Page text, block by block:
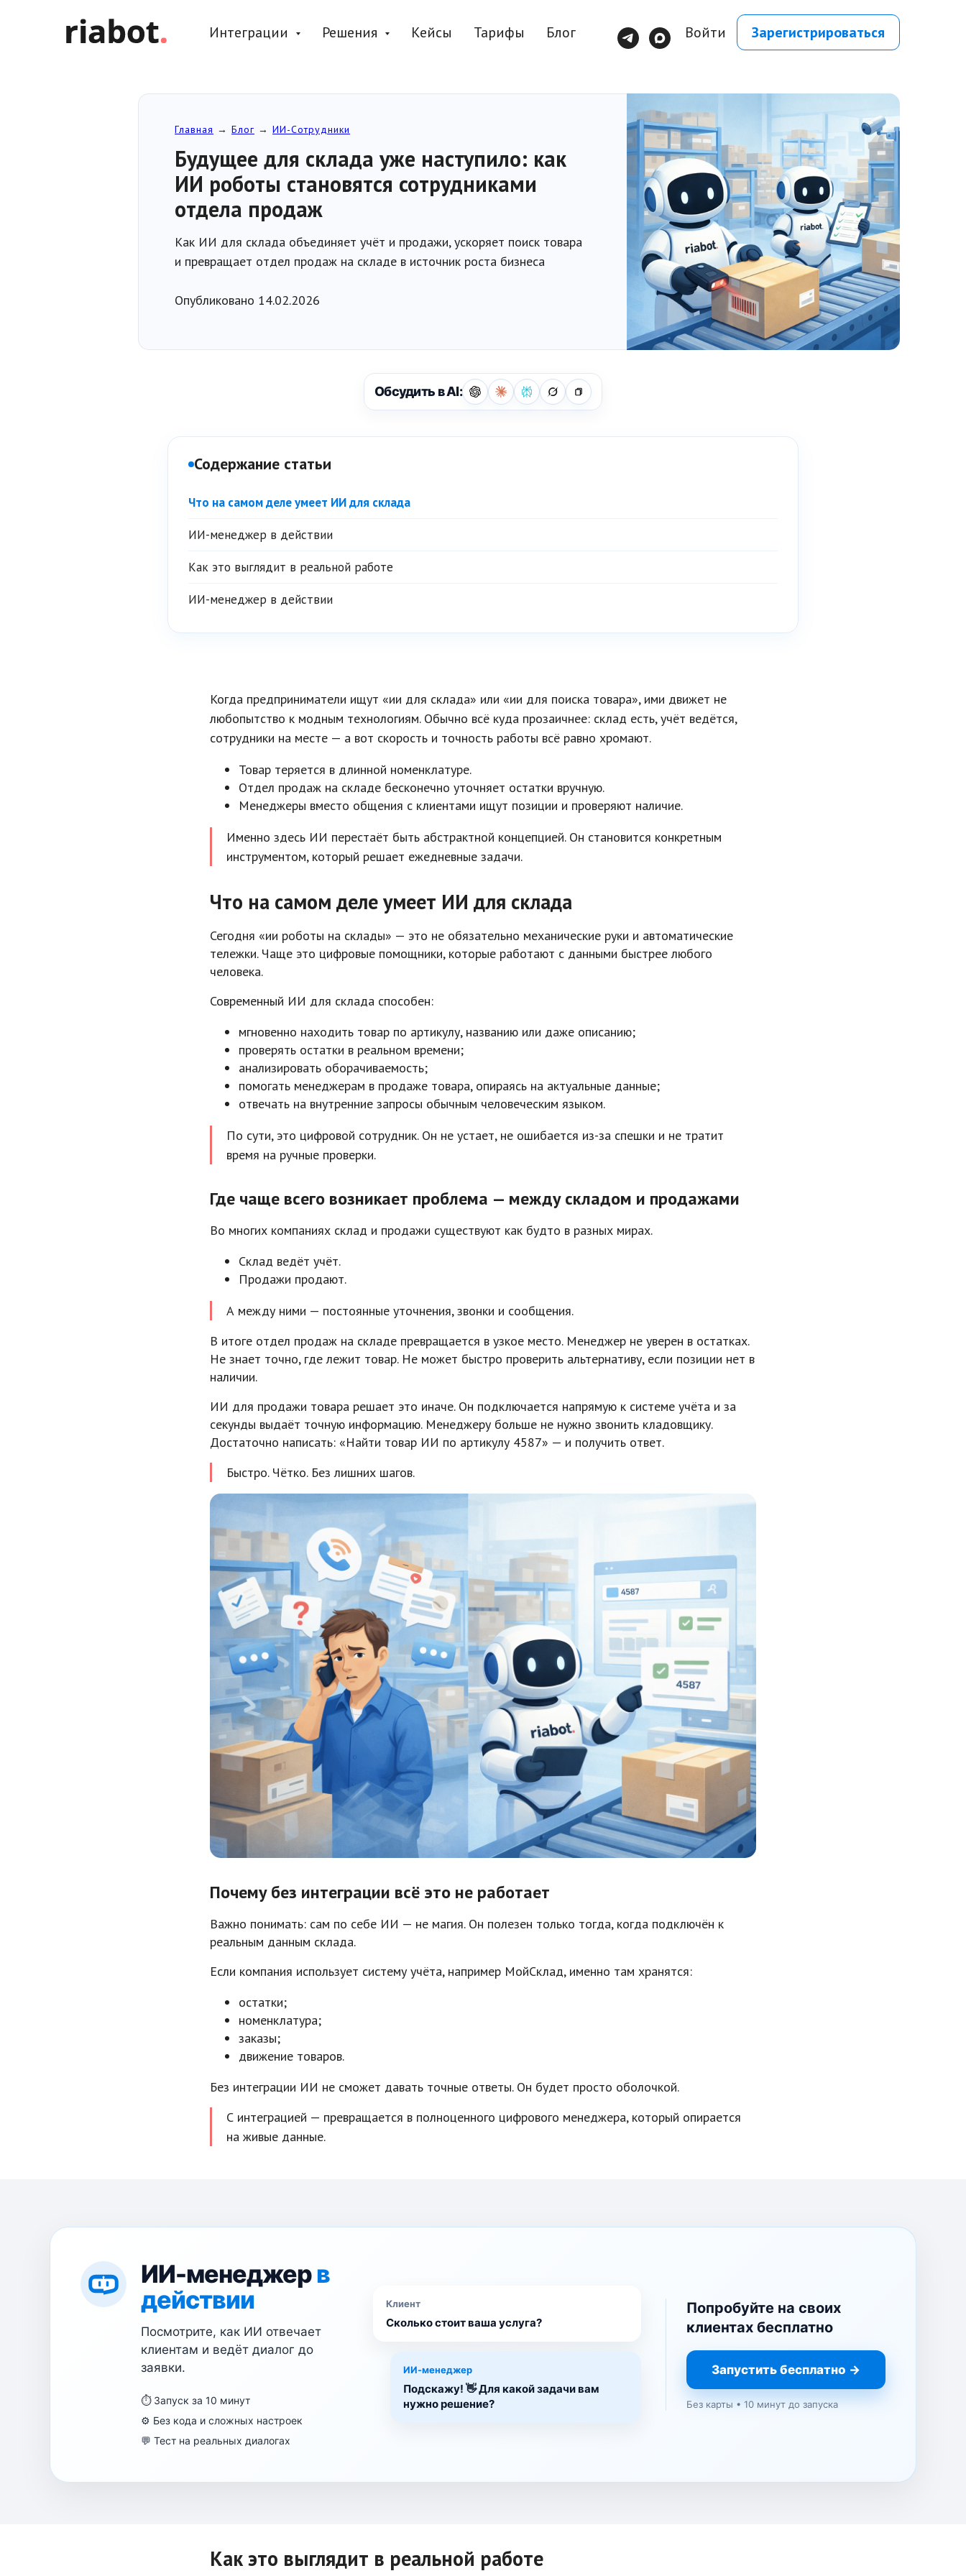
Интеграции Решения Кейсы Тарифы Блог Войти Зарегистрироваться
Главная → Блог → ИИ-Сотрудники
Будущее для склада уже наступило: как
ИИ роботы становятся сотрудниками
отдела продаж
Как ИИ для склада объединяет учёт и продажи, ускоряет поиск товара
и превращает отдел продаж на складе в источник роста бизнеса
Опубликовано 14.02.2026
Обсудить в AI:
Содержание статьи
Что на самом деле умеет ИИ для склада
ИИ-менеджер в действии
Как это выглядит в реальной работе
ИИ-менеджер в действии
Когда предприниматели ищут «ии для склада» или «ии для поиска товара», ими движет не
любопытство к модным технологиям. Обычно всё куда прозаичнее: склад есть, учёт ведётся,
сотрудники на месте — а вот скорость и точность работы всё равно хромают.
Товар теряется в длинной номенклатуре.
Отдел продаж на складе бесконечно уточняет остатки вручную.
Менеджеры вместо общения с клиентами ищут позиции и проверяют наличие.
Именно здесь ИИ перестаёт быть абстрактной концепцией. Он становится конкретным
инструментом, который решает ежедневные задачи.
Что на самом деле умеет ИИ для склада
Сегодня «ии роботы на склады» — это не обязательно механические руки и автоматические
тележки. Чаще это цифровые помощники, которые работают с данными быстрее любого
человека.
Современный ИИ для склада способен:
мгновенно находить товар по артикулу, названию или даже описанию;
проверять остатки в реальном времени;
анализировать оборачиваемость;
помогать менеджерам в продаже товара, опираясь на актуальные данные;
отвечать на внутренние запросы обычным человеческим языком.
По сути, это цифровой сотрудник. Он не устает, не ошибается из-за спешки и не тратит
время на ручные проверки.
Где чаще всего возникает проблема — между складом и продажами
Во многих компаниях склад и продажи существуют как будто в разных мирах.
Склад ведёт учёт.
Продажи продают.
А между ними — постоянные уточнения, звонки и сообщения.
В итоге отдел продаж на складе превращается в узкое место. Менеджер не уверен в остатках.
Не знает точно, где лежит товар. Не может быстро проверить альтернативу, если позиции нет в
наличии.
ИИ для продажи товара решает это иначе. Он подключается напрямую к системе учёта и за
секунды выдаёт точную информацию. Менеджеру больше не нужно звонить кладовщику.
Достаточно написать: «Найти товар ИИ по артикулу 4587» — и получить ответ.
Быстро. Чётко. Без лишних шагов.
Почему без интеграции всё это не работает
Важно понимать: сам по себе ИИ — не магия. Он полезен только тогда, когда подключён к
реальным данным склада.
Если компания использует систему учёта, например МойСклад, именно там хранятся:
остатки;
номенклатура;
заказы;
движение товаров.
Без интеграции ИИ не сможет давать точные ответы. Он будет просто оболочкой.
С интеграцией — превращается в полноценного цифрового менеджера, который опирается
на живые данные.
ИИ-менеджерв
действии
Посмотрите, как ИИ отвечает
клиентам и ведёт диалог до
заявки.
⏱ Запуск за 10 минут
⚙️ Без кода и сложных настроек
💬 Тест на реальных диалогах
Клиент
Сколько стоит ваша услуга?
ИИ-менеджер
Подскажу! 👋 Для какой задачи вам
нужно решение?
Попробуйте на своих
клиентах бесплатно
Запустить бесплатно →
Без карты • 10 минут до запуска
Как это выглядит в реальной работе